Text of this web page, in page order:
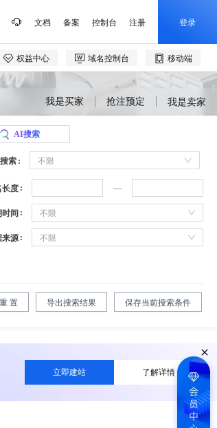
我是买家 抢注预定 我是卖家
AI搜索
索 不限
长度
时间 不限
来源 不限
重 置 导出搜索结果 保存当前搜索条件
立即建站 了解详情